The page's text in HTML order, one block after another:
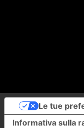
Informativa sulla
Le tue